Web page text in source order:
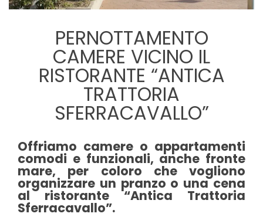
PERNOTTAMENTO
CAMERE VICINO IL
RISTORANTE “ANTICA
TRATTORIA
SFERRACAVALLO”
Offriamo camere o appartamenti
comodi e funzionali, anche fronte
mare, per coloro che vogliono
organizzare un pranzo o una cena
al ristorante “Antica Trattoria
Sferracavallo”.